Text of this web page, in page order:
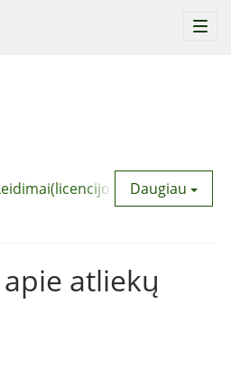
Daugiau
atliekų